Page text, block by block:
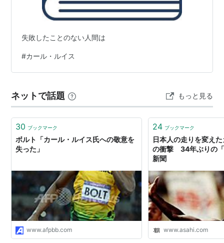
失敗したことのない人間は
#カール・ルイス
ネットで話題 もっと見る
30 ブックマーク
ボルト「カール・ルイス氏への敬意を
失った」
www.afpbb.com
24 ブックマーク
日本人の走りを変え
の衝撃 34年ぶりの
新聞
www.asahi.com